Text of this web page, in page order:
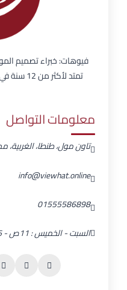
فيوهات: خبراء تصميم
تمتد لأكثر من 12 سنة في بناء الهوية الرقمية للشركات.
معلومات التواصل
تاون مول، طنطا، الغربية،
info@viewhat.online
01555586898
السبت - الخميس : 11ص - 6م